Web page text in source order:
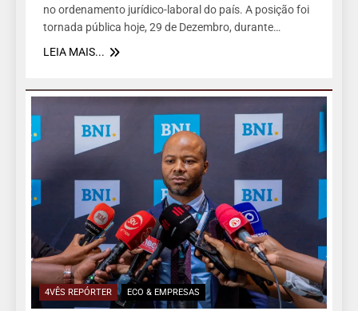
no ordenamento jurídico-laboral do país. A posição foi
tornada pública hoje, 29 de Dezembro, durante…
LEIA MAIS...
4VÊS REPÓRTER ECO & EMPRESAS